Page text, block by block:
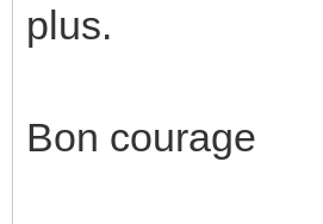
plus.
Bon courage